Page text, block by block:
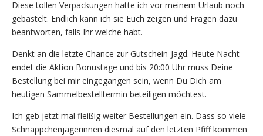
Diese tollen Verpackungen hatte ich vor meinem Urlaub noch
gebastelt. Endlich kann ich sie Euch zeigen und Fragen dazu
beantworten, falls Ihr welche habt.
Denkt an die letzte Chance zur Gutschein-Jagd. Heute Nacht
endet die Aktion Bonustage und bis 20:00 Uhr muss Deine
Bestellung bei mir eingegangen sein, wenn Du Dich am
heutigen Sammelbestelltermin beteiligen möchtest.
Ich geb jetzt mal fleißig weiter Bestellungen ein. Dass so viele
Schnäppchenjägerinnen diesmal auf den letzten Pfiff kommen